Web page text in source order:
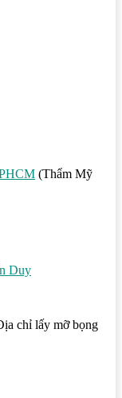
(Thẩm Mỹ
Duy
chỉ lấy mỡ bọng